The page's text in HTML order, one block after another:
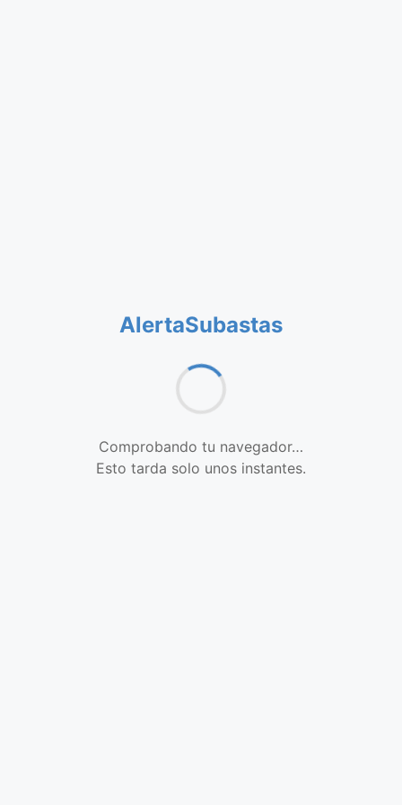
AlertaSubastas
Comprobando tu navegador…
Esto tarda solo unos instantes.